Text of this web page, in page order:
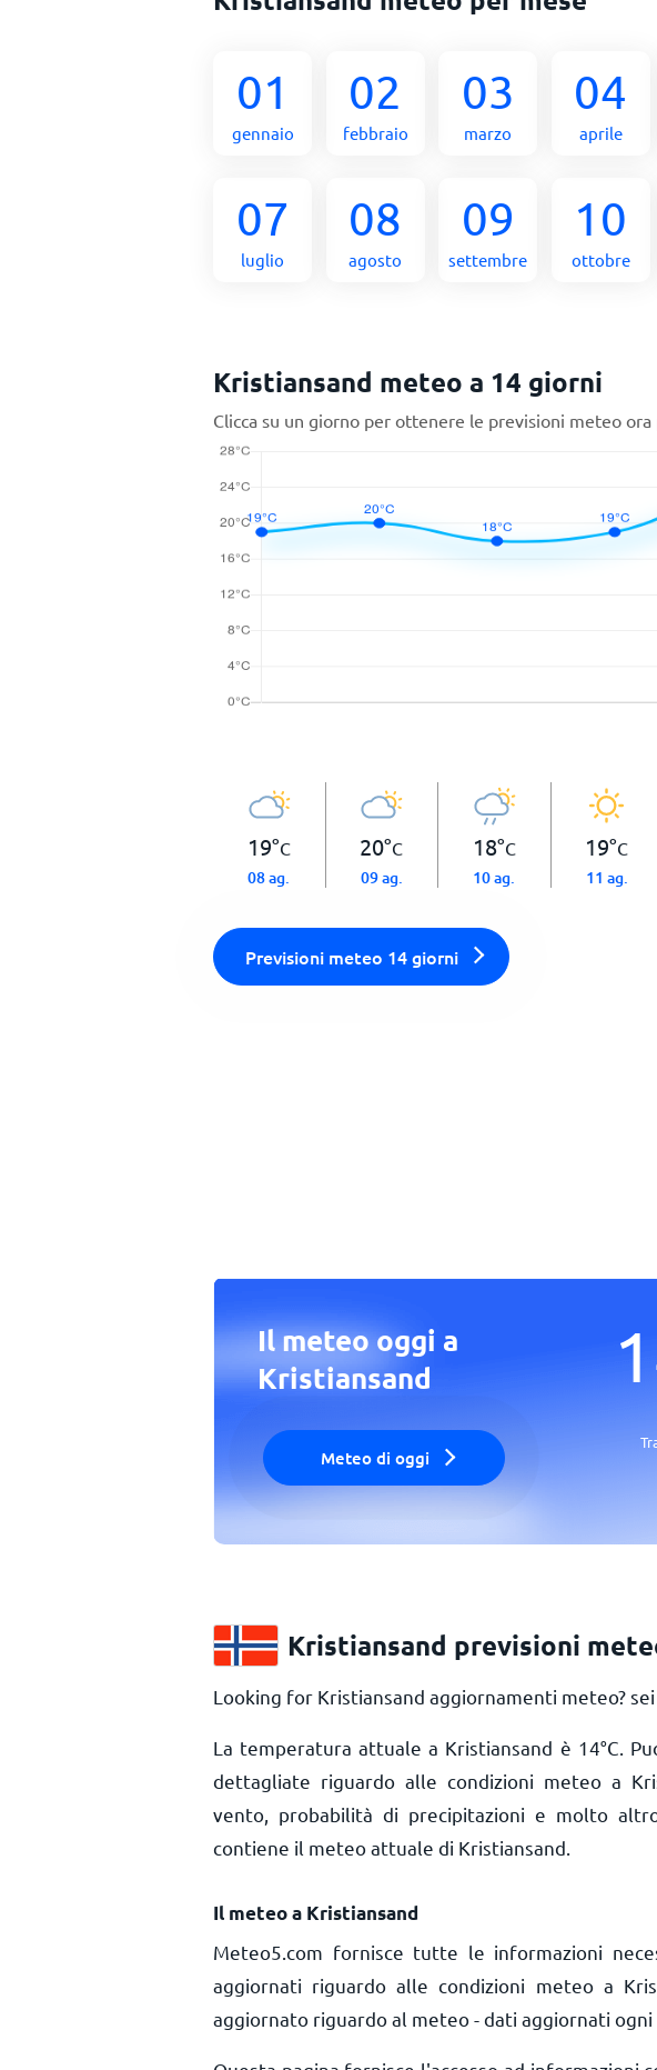
01
gennaio
02
febbraio
03
marzo
04
aprile
07
luglio
08
agosto
09
settembre
10
ottobre
Kristiansand meteo a 14 giorni
Clicca su un giorno per ottenere le previsioni meteo ora
19°C
08 ag.
20°C
09 ag.
18°C
10 ag.
19°C
11 ag.
Previsioni meteo 14 giorni
Il meteo oggi a
Kristiansand
Meteo di oggi
Kristiansand previsioni
Looking for Kristiansand aggiornamenti meteo?
La temperatura attuale a Kristiansand è 14°C .
dettagliate riguardo alle condizioni meteo a
vento, probabilità di precipitazioni e molto
contiene il meteo attuale di Kristiansand.
Il meteo a Kristiansand
Meteo5.com fornisce tutte le informazioni
aggiornati riguardo alle condizioni meteo a
aggiornato riguardo al meteo - dati aggiornati ogni